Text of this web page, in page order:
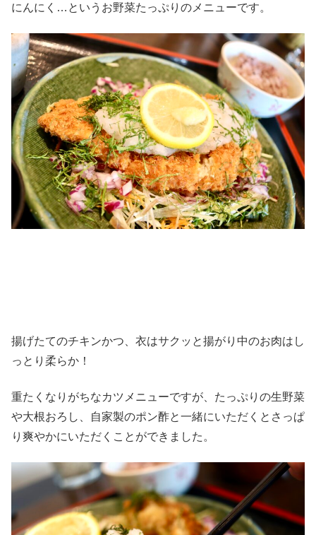
にんにく…というお野菜たっぷりのメニューです。
揚げたてのチキンかつ、衣はサクッと揚がり中のお肉はし
っとり柔らか！
重たくなりがちなカツメニューですが、たっぷりの生野菜
や大根おろし、自家製のポン酢と一緒にいただくとさっぱ
り爽やかにいただくことができました。